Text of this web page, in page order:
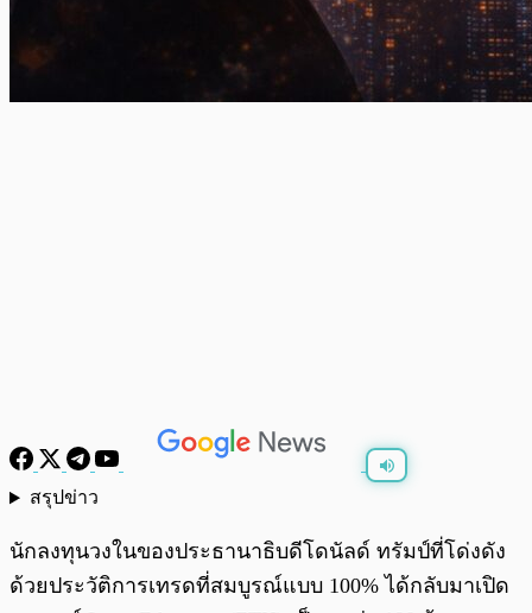
สรุปข่าว
นักลงทุนวงในของประธานาธิบดีโดนัลด์ ทรัมป์ที่โด่งดัง
ด้วยประวัติการเทรดที่สมบูรณ์แบบ 100% ได้กลับมาเปิด